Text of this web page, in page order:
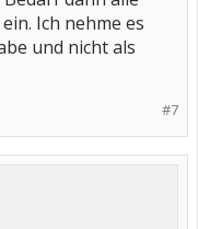
Ich nehme es
und nicht als
#7